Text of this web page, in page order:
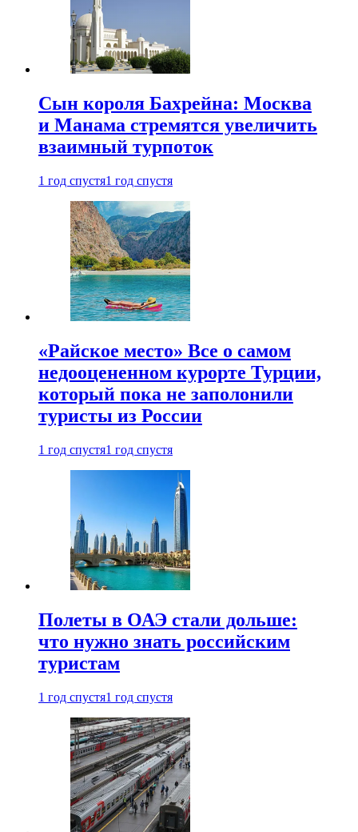
Сын короля Бахрейна: Москва
и Манама стремятся увеличить
взаимный турпоток
1 год спустя1 год спустя
«Райское место» Все о самом
недооцененном курорте Турции,
который пока не заполонили
туристы из России
1 год спустя1 год спустя
Полеты в ОАЭ стали дольше:
что нужно знать российским
туристам
1 год спустя1 год спустя